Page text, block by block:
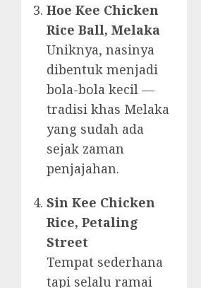
Hoe Kee Chicken
Rice Ball, Melaka
Uniknya, nasinya
dibentuk menjadi
bola-bola kecil —
tradisi khas Melaka
yang sudah ada
sejak zaman
penjajahan.
Sin Kee Chicken
Rice, Petaling
Street
Tempat sederhana
tapi selalu ramai